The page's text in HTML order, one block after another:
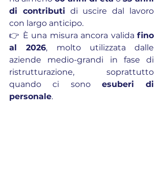
di contributi di uscire dal lavoro
con largo anticipo.
👉 È una misura ancora valida fino
al 2026, molto utilizzata dalle
aziende medio-grandi in fase di
ristrutturazione, soprattutto
quando ci sono esuberi di
personale.